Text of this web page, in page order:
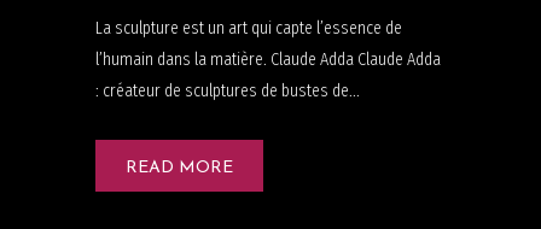
La sculpture est un art qui capte l’essence de
l’humain dans la matière. Claude Adda Claude Adda
: créateur de sculptures de bustes de...
READ MORE